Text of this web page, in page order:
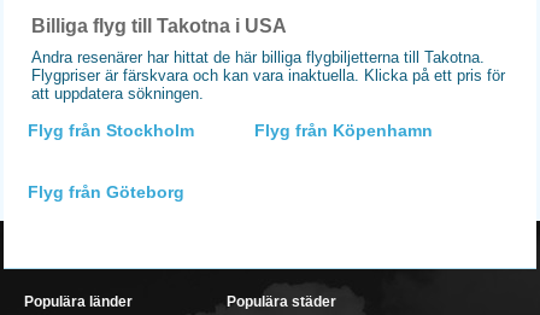
Billiga flyg till Takotna i USA
Andra resenärer har hittat de här billiga flygbiljetterna till Takotna.
Flygpriser är färskvara och kan vara inaktuella. Klicka på ett pris för
att uppdatera sökningen.
Flyg från Stockholm Flyg från Köpenhamn
Flyg från Göteborg
Populära länder
Populära städer